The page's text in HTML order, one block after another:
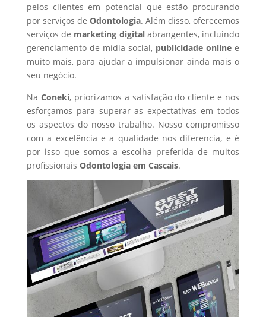
pelos clientes em potencial que estão procurando
por serviços de Odontologia. Além disso, oferecemos
serviços de marketing digital abrangentes, incluindo
gerenciamento de mídia social, publicidade online e
muito mais, para ajudar a impulsionar ainda mais o
seu negócio.
Na Coneki, priorizamos a satisfação do cliente e nos
esforçamos para superar as expectativas em todos
os aspectos do nosso trabalho. Nosso compromisso
com a excelência e a qualidade nos diferencia, e é
por isso que somos a escolha preferida de muitos
profissionais Odontologiaem Cascais.